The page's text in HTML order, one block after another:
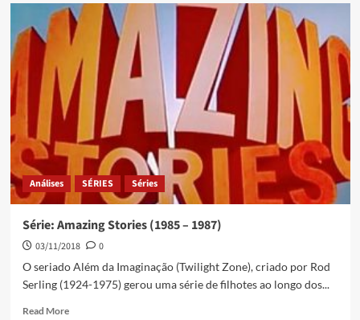
Análises SÉRIES Séries
Série: Amazing Stories (1985 – 1987)
03/11/2018
0
O seriado Além da Imaginação (Twilight Zone), criado por Rod
Serling (1924-1975) gerou uma série de filhotes ao longo dos...
Read More